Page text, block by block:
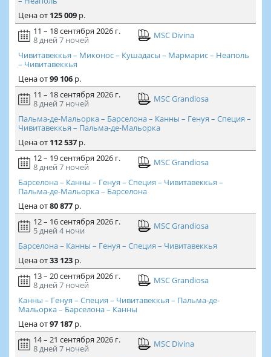
Ценаот 125 009р.
11 – 18 сентября 2026 г.
8 дней 7 ночей
MSC Divina
Чивитавеккья – Миконос – Кушадасы – Мармарис – Неаполь
– Чивитавеккья
Ценаот99 106р.
11 – 18 сентября 2026 г.
8 дней 7 ночей
MSC Grandiosa
Пальма-де-Мальорка – Барселона – Канны – Генуя – Специя –
Чивитавеккья – Пальма-де-Мальорка
Ценаот 112 537р.
12 – 19 сентября 2026 г.
8 дней 7 ночей
MSC Grandiosa
Барселона – Канны – Генуя – Специя – Чивитавеккья –
Пальма-де-Мальорка – Барселона
Ценаот80 877р.
12 – 16 сентября 2026 г.
5 дней 4 ночи
MSC Grandiosa
Барселона – Канны – Генуя – Специя – Чивитавеккья
Ценаот33 123р.
13 – 20 сентября 2026 г.
8 дней 7 ночей
MSC Grandiosa
Канны – Генуя – Специя – Чивитавеккья – Пальма-де-
Мальорка – Барселона – Канны
Ценаот97 187р.
14 – 21 сентября 2026 г.
8 дней 7 ночей
MSC Divina